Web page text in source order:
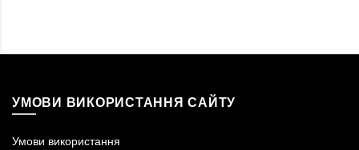
УМОВИ ВИКОРИСТАННЯ САЙТУ
Умови використання